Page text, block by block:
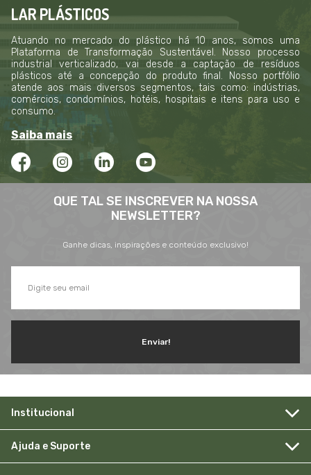
LAR PLÁSTICOS
Atuando no mercado do plástico há 10 anos, somos uma
Plataforma de Transformação Sustentável. Nosso processo
industrial verticalizado, vai desde a captação de resíduos
plásticos até a concepção do produto final. Nosso portfólio
atende aos mais diversos segmentos, tais como: indústrias,
comércios, condomínios, hotéis, hospitais e itens para uso e
consumo.
Saiba mais
QUE TAL SE INSCREVER NA NOSSA
NEWSLETTER?
Ganhe dicas, inspirações e conteúdo exclusivo!
Enviar!
Institucional
Ajuda e Suporte